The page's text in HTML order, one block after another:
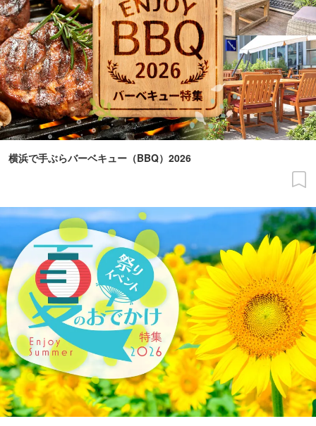
横浜で手ぶらバーベキュー（BBQ）2026